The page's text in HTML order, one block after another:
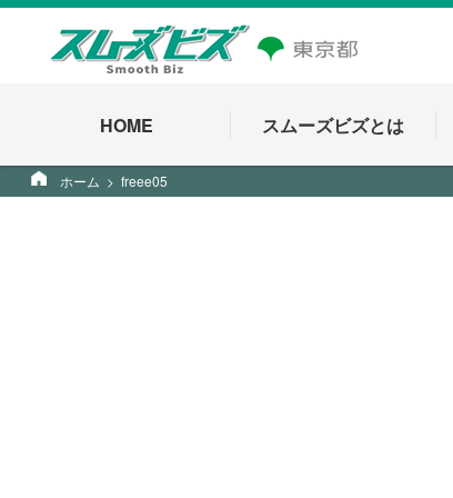
HOME スムーズビズとは
ホーム freee05